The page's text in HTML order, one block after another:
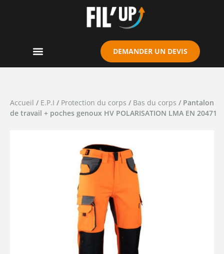
DEMANDER UN DEVIS
Accueil / E.P.I / Protection du corps / Bas du corps / Pantalon
de travail + poches genoux HV POLARISATION LMA EN 20471
Cookies management panel